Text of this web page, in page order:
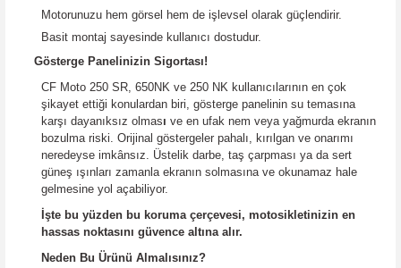
Motorunuzu hem görsel hem de işlevsel olarak güçlendirir.
Basit montaj sayesinde kullanıcı dostudur.
Gösterge Panelinizin Sigortası!
CF Moto 250 SR, 650NK ve 250 NK kullanıcılarının en çok
şikayet ettiği konulardan biri, gösterge panelinin su temasına
karşı dayanıksız olması ve en ufak nem veya yağmurda ekranın
bozulma riski. Orijinal göstergeler pahalı, kırılgan ve onarımı
neredeyse imkânsız. Üstelik darbe, taş çarpması ya da sert
güneş ışınları zamanla ekranın solmasına ve okunamaz hale
gelmesine yol açabiliyor.
İşte bu yüzden bu koruma çerçevesi, motosikletinizin en
hassas noktasını güvence altına alır.
Neden Bu Ürünü Almalısınız?